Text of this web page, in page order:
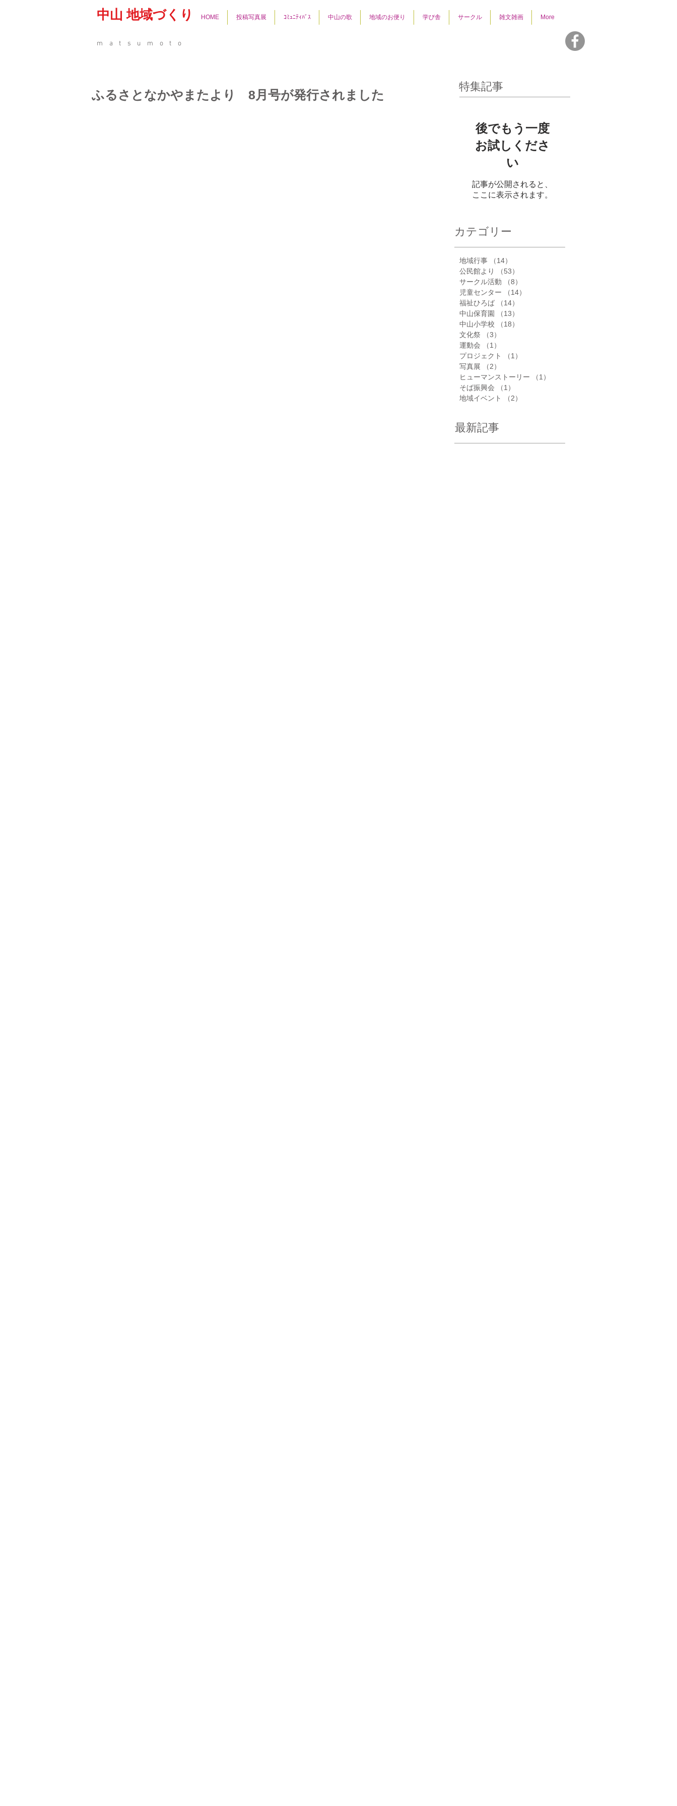
中山 地域づくり HOME 投稿写真展 ｺﾐｭﾆﾃｨﾊﾞｽ 中山の歌 地域のお便り 学び舎 サークル 雑文雑画 More
matsumoto
ふるさとなかやまたより 8月号が発行されました
特集記事
後でもう一度
お試しくださ
い
記事が公開されると、
ここに表示されます。
カテゴリー
地域行事 （14）
公民館より
（53）
サークル活動
（8）
児童センター
（14）
福祉ひろば
（14）
中山保育園
（13）
中山小学校
（18）
文化祭
（3）
運動会
（1）
プロジェクト
（1）
写真展
（2）
ヒューマンストーリー
（1）
そば振興会
（1）
地域イベント
（2）
最新記事